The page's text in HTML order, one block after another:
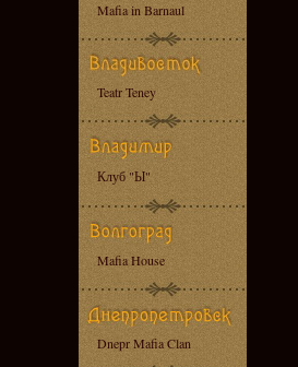
Mafia in Barnaul
Teatr Teney
Клуб "Ы"
Mafia House
Dnepr Mafia Clan